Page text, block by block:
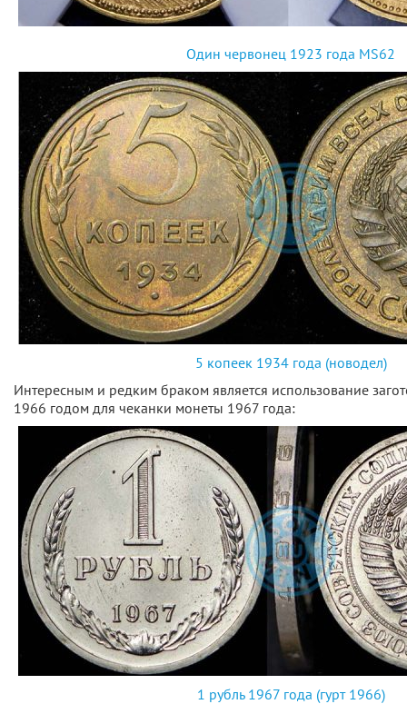
Один червонец 1923 года MS62
5 копеек 1934 года (новодел)
Интересным и редким браком является использование
1966 годом для чеканки монеты 1967 года:
1 рубль 1967 года (гурт 1966)